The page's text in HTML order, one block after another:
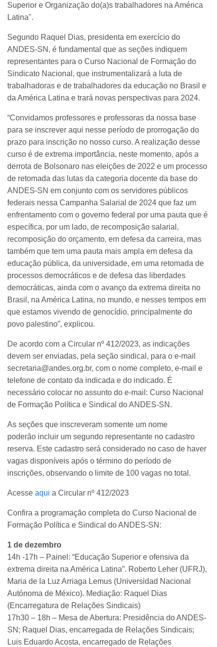
Superior e Organização do(a)s trabalhadores na América
Latina".
Segundo Raquel Dias, presidenta em exercício do
ANDES-SN, é fundamental que as seções indiquem
representantes para o Curso Nacional de Formação do
Sindicato Nacional, que instrumentalizará a luta de
trabalhadoras e de trabalhadores da educação no Brasil e
da América Latina e trará novas perspectivas para 2024.
“Convidamos professores e professoras da nossa base
para se inscrever aqui nesse período de prorrogação do
prazo para inscrição no nosso curso. A realização desse
curso é de extrema importância, neste momento, após a
derrota de Bolsonaro nas eleições de 2022 e um processo
de retomada das lutas da categoria docente da base do
ANDES-SN em conjunto com os servidores públicos
federais nessa Campanha Salarial de 2024 que faz um
enfrentamento com o governo federal por uma pauta que é
específica, por um lado, de recomposição salarial,
recomposição do orçamento, em defesa da carreira, mas
também que tem uma pauta mais ampla em defesa da
educação pública, da universidade, em uma retomada de
processos democráticos e de defesa das liberdades
democráticas, ainda com o avanço da extrema direita no
Brasil, na América Latina, no mundo, e nesses tempos em
que estamos vivendo de genocídio, principalmente do
povo palestino”, explicou.
De acordo com a Circular nº 412/2023, as indicações
devem ser enviadas, pela seção sindical, para o e-mail
secretaria@andes.org.br, com o nome completo, e-mail e
telefone de contato da indicada e do indicado. É
necessário colocar no assunto do e-mail: Curso Nacional
de Formação Política e Sindical do ANDES-SN.
As seções que inscreveram somente um nome
poderão incluir um segundo representante no cadastro
reserva. Este cadastro será considerado no caso de haver
vagas disponíveis após o término do período de
inscrições, observando o limite de 100 vagas no total.
Acesse aqui a Circular nº 412/2023
Confira a programação completa do Curso Nacional de
Formação Política e Sindical do ANDES-SN:
1 de dezembro
14h -17h – Painel: “Educação Superior e ofensiva da
extrema direita na América Latina”. Roberto Leher (UFRJ),
Maria de la Luz Arriaga Lemus (Universidad Nacional
Autónoma de México). Mediação: Raquel Dias
(Encarregatura de Relações Sindicais)
17h30 – 18h – Mesa de Abertura: Presidência do ANDES-
SN; Raquel Dias, encarregada de Relações Sindicais;
Luis Eduardo Acosta, encarregado de Relações